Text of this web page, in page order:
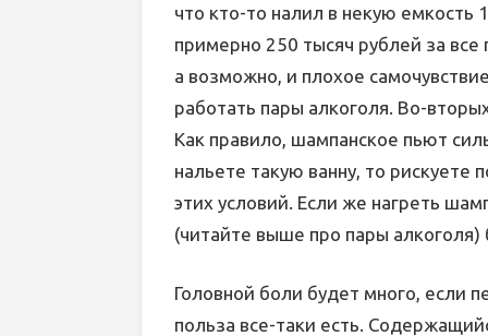
что кто-то налил в некую емкость
примерно 250 тысяч рублей за все
а возможно, и плохое
работать пары алкоголя. Во-
Как правило, шампанское пьют
нальете такую ванну, то рискуете
этих условий. Если же нагреть
(читайте выше про пары алкоголя)
Головной боли будет много, если
польза все-таки есть.